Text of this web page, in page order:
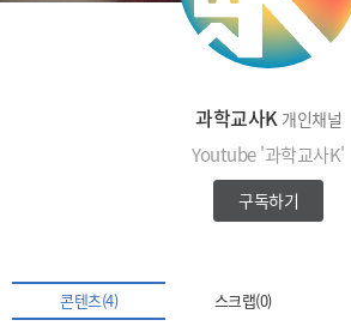
과학교사K 개인채널
Youtube '과학교사K'
구독하기
콘텐츠(4) 스크랩(0)